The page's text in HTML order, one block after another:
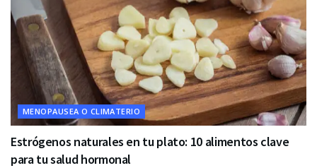
MENOPAUSEA O CLIMATERIO
Estrógenos naturales en tu plato: 10 alimentos clave
para tu salud hormonal